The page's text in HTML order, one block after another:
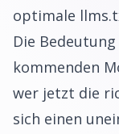
optimale
Die
kommenden
wer jetzt die
sich einen